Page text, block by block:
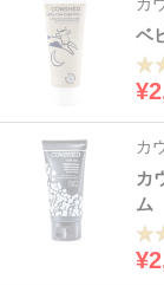
ベ
カ
カ
ム